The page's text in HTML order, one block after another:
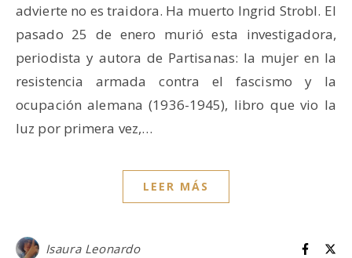
advierte no es traidora. Ha muerto Ingrid Strobl. El
pasado 25 de enero murió esta investigadora,
periodista y autora de Partisanas: la mujer en la
resistencia armada contra el fascismo y la
ocupación alemana (1936-1945), libro que vio la
luz por primera vez,…
LEER MÁS
Isaura Leonardo